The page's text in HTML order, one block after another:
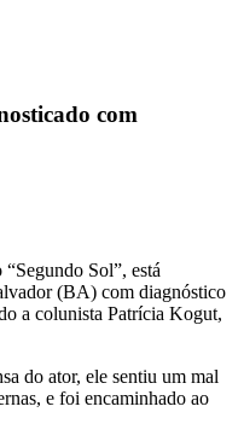
com
Sol”, está
(BA) com diagnóstico
a colunista Patrícia Kogut,
do ator, ele sentiu um mal
e foi encaminhado ao